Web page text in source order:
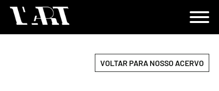
VOLTAR PARA NOSSO ACERVO